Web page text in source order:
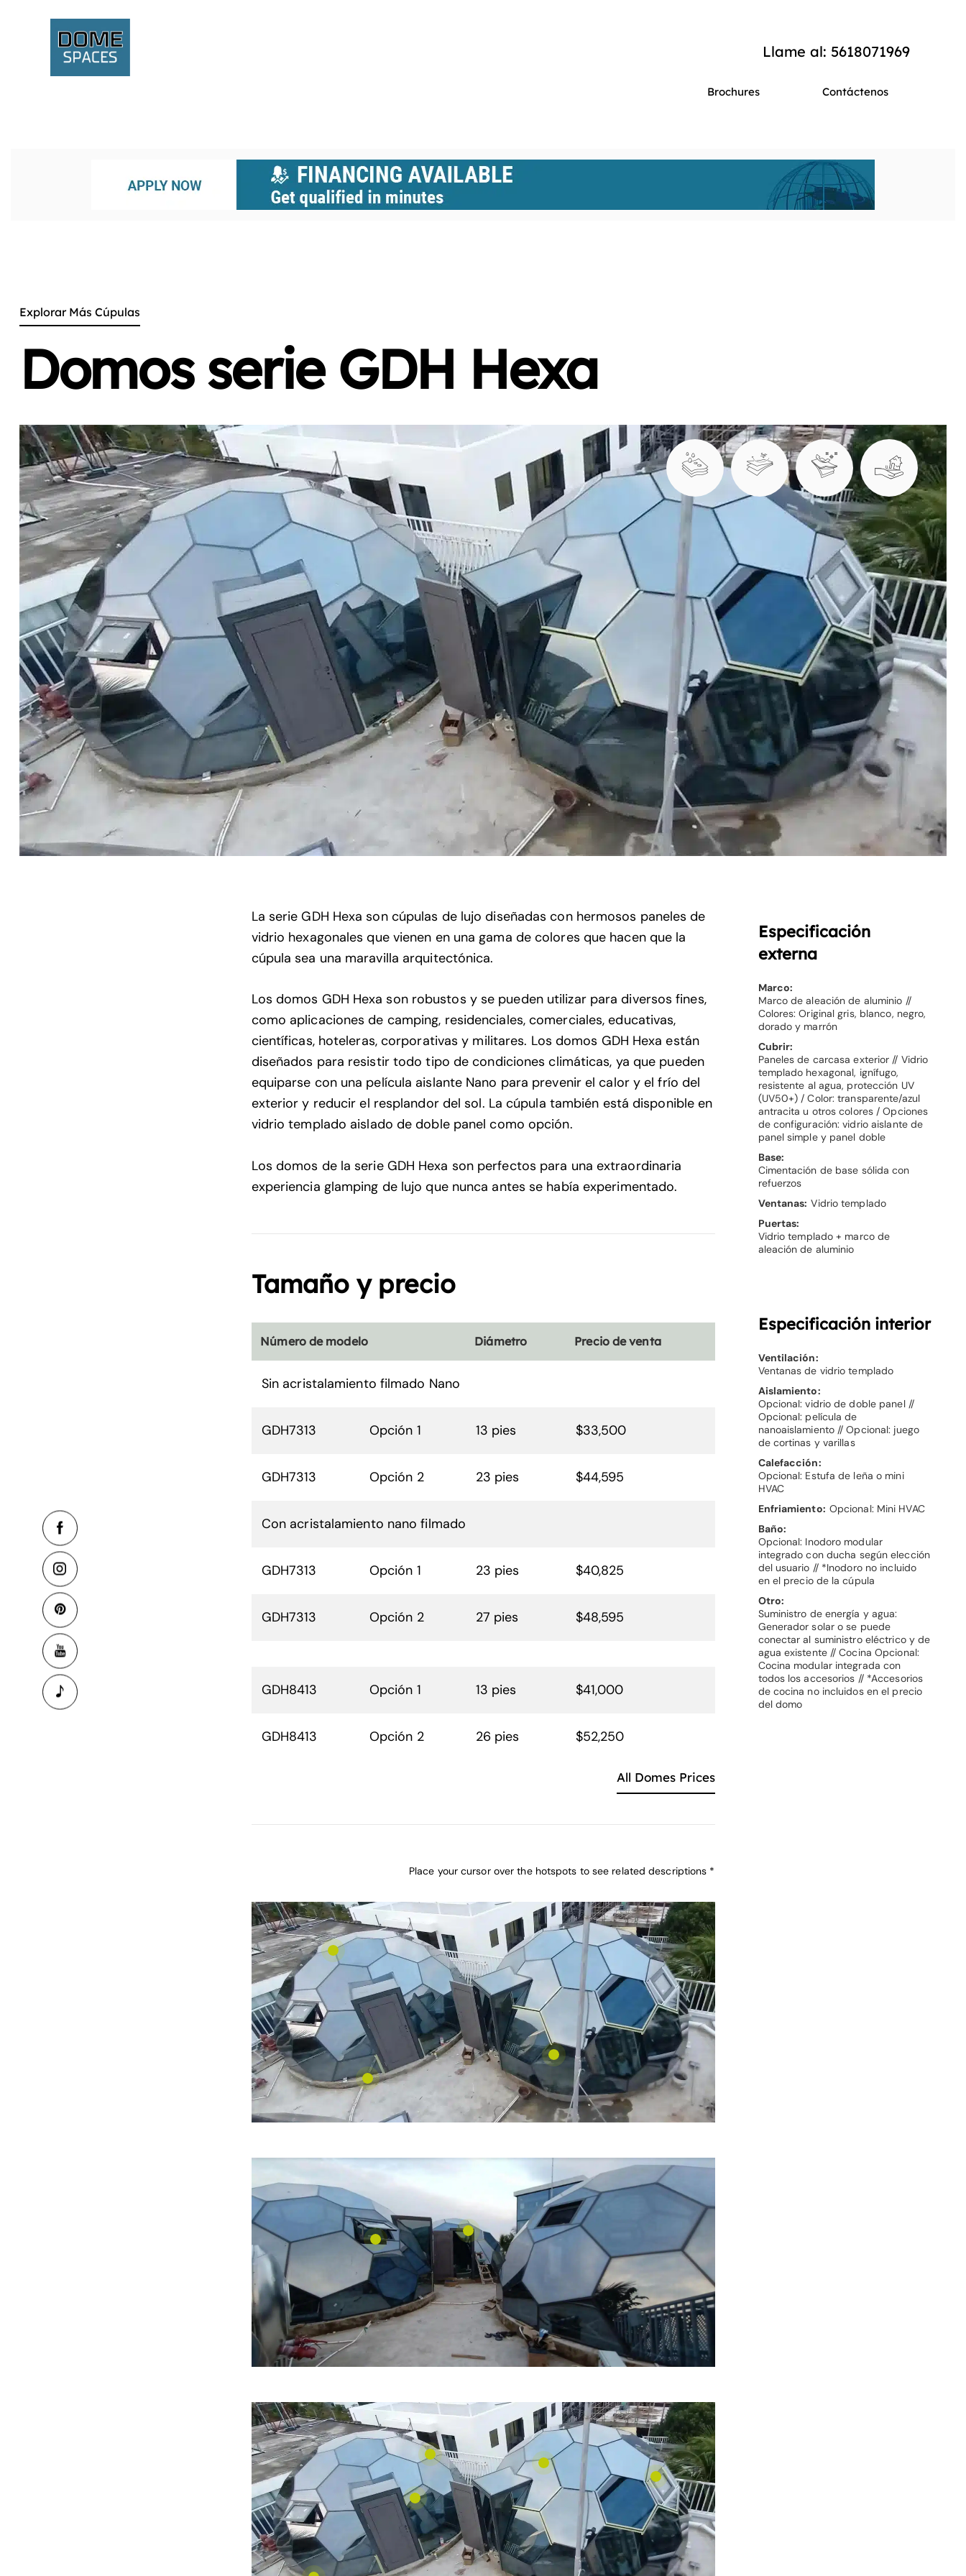
Llame al: 5618071969
Brochures Contáctenos
Explorar Más Cúpulas
Domos serie GDH Hexa
La serie GDH Hexa son cúpulas de lujo diseñadas con hermosos paneles de
vidrio hexagonales que vienen en una gama de colores que hacen que la
cúpula sea una maravilla arquitectónica.
Los domos GDH Hexa son robustos y se pueden utilizar para diversos fines,
como aplicaciones de camping, residenciales, comerciales, educativas,
científicas, hoteleras, corporativas y militares. Los domos GDH Hexa están
diseñados para resistir todo tipo de condiciones climáticas, ya que pueden
equiparse con una película aislante Nano para prevenir el calor y el frío del
exterior y reducir el resplandor del sol. La cúpula también está disponible en
vidrio templado aislado de doble panel como opción.
Los domos de la serie GDH Hexa son perfectos para una extraordinaria
experiencia glamping de lujo que nunca antes se había experimentado.
Tamaño y precio
Número de modelo Diámetro Precio de venta
Sin acristalamiento filmado Nano
GDH7313 Opción 1 13 pies $33,500
GDH7313 Opción 2 23 pies $44,595
Con acristalamiento nano filmado
GDH7313 Opción 1 23 pies $40,825
GDH7313 Opción 2 27 pies $48,595
GDH8413 Opción 1 13 pies $41,000
GDH8413 Opción 2 26 pies $52,250
All Domes Prices
Place your cursor over the hotspots to see related descriptions *
Especificación
externa
Marco:
Marco de aleación de aluminio //
Colores: Original gris, blanco, negro,
dorado y marrón
Cubrir:
Paneles de carcasa exterior // Vidrio
templado hexagonal, ignífugo,
resistente al agua, protección UV
(UV50+) / Color: transparente/azul
antracita u otros colores / Opciones
de configuración: vidrio aislante de
panel simple y panel doble
Base:
Cimentación de base sólida con
refuerzos
Ventanas: Vidrio templado
Puertas:
Vidrio templado + marco de
aleación de aluminio
Especificación interior
Ventilación:
Ventanas de vidrio templado
Aislamiento:
Opcional: vidrio de doble panel //
Opcional: película de
nanoaislamiento // Opcional: juego
de cortinas y varillas
Calefacción:
Opcional: Estufa de leña o mini
HVAC
Enfriamiento: Opcional: Mini HVAC
Baño:
Opcional: Inodoro modular
integrado con ducha según elección
del usuario // *Inodoro no incluido
en el precio de la cúpula
Otro:
Suministro de energía y agua:
Generador solar o se puede
conectar al suministro eléctrico y de
agua existente // Cocina Opcional:
Cocina modular integrada con
todos los accesorios // *Accesorios
de cocina no incluidos en el precio
del domo